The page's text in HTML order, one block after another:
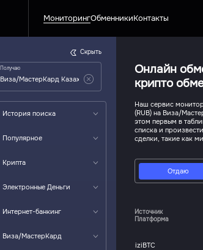
МониторингОбменникиКонтакты
Получаю
История поиска
Популярное
Крипта
Электронные Деньги
Интернет-банкинг
Виза/МастерКард
Скрыть
Онлайн
крипто
Наш сервис
(RUB) на Виза/
этом первым в
списка и
сделки, такие как
Отдаю
Источник
Платформа
iziBTC